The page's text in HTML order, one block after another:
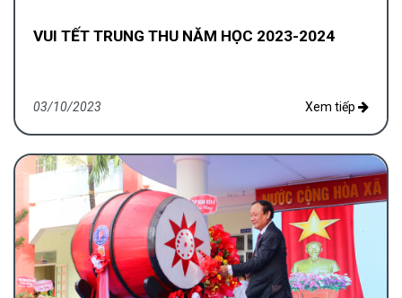
VUI TẾT TRUNG THU NĂM HỌC 2023-2024
03/10/2023 Xem tiếp